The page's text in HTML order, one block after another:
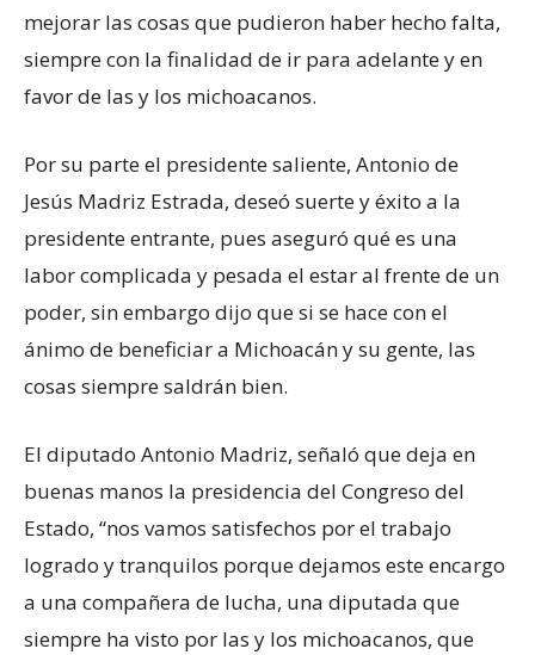
mejorar las cosas que pudieron haber hecho falta,
siempre con la finalidad de ir para adelante y en
favor de las y los michoacanos.
Por su parte el presidente saliente, Antonio de
Jesús Madriz Estrada, deseó suerte y éxito a la
presidente entrante, pues aseguró qué es una
labor complicada y pesada el estar al frente de un
poder, sin embargo dijo que si se hace con el
ánimo de beneficiar a Michoacán y su gente, las
cosas siempre saldrán bien.
El diputado Antonio Madriz, señaló que deja en
buenas manos la presidencia del Congreso del
Estado, “nos vamos satisfechos por el trabajo
logrado y tranquilos porque dejamos este encargo
a una compañera de lucha, una diputada que
siempre ha visto por las y los michoacanos, que